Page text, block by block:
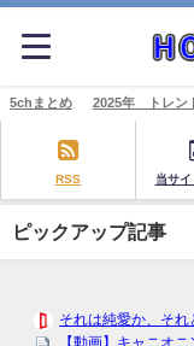
5chまとめ 2025年 トレン
RSS 当サ
ピックアップ記事